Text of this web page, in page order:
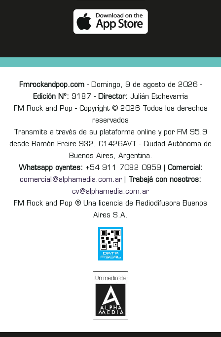
Fmrockandpop.com- Domingo, 9 de agosto de 2026 -
Edición Nº: 9187 - Director: Julián Etchevarria
FM Rock and Pop - Copyright © 2026 Todos los derechos
reservados
Transmite a través de su plataforma online y por FM 95.9
desde Ramón Freire 932, C1426AVT - Ciudad Autónoma de
Buenos Aires, Argentina.
Whatsapp oyentes: +54 911 7082 0959 | Comercial:
comercial@alphamedia.com.ar
Trabajá con nosotros:
cv@alphamedia.com.ar
FM Rock and Pop ® Una licencia de Radiodifusora Buenos
Aires S.A.